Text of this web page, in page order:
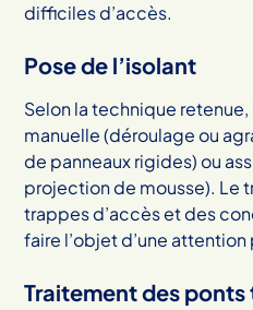
difficiles d’accès.
Pose de l’isolant
Selon la technique
manuelle (déroulage ou
de panneaux rigides) ou
projection de mousse). Le
trappes d’accès et des
faire l’objet d’une
Traitement des